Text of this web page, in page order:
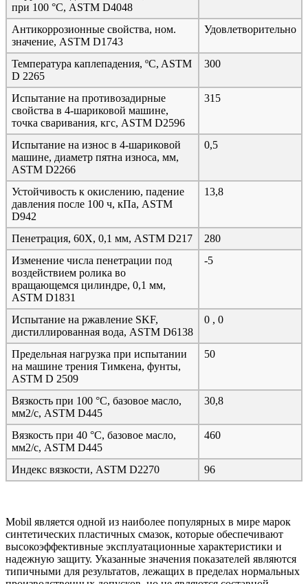
при 100 °С, ASTM D4048
Антикоррозионные свойства, ном.
значение, ASTM D1743
Удовлетворительно
Температура каплепадения, ºC, ASTM
D 2265
300
Испытание на противозадирные
свойства в 4-шариковой машине,
точка сваривания, кгс, ASTM D2596
315
Испытание на износ в 4-шариковой
машине, диаметр пятна износа, мм,
ASTM D2266
0,5
Устойчивость к окислению, падение
давления после 100 ч, кПа, ASTM
D942
13,8
Пенетрация, 60Х, 0,1 мм, ASTM D217
280
Изменение числа пенетрации под
воздействием ролика во
вращающемся цилиндре, 0,1 мм,
ASTM D1831
-5
Испытание на ржавление SKF,
дистиллированная вода, ASTM D6138
0 , 0
Предельная нагрузка при испытании
на машине трения Тимкена, фунты,
ASTM D 2509
50
Вязкость при 100 °C, базовое масло,
мм2/с, ASTM D445
30,8
Вязкость при 40 °C, базовое масло,
мм2/с, ASTM D445
460
Индекс вязкости, ASTM D2270 96
Mobil является одной из наиболее популярных в мире марок
синтетических пластичных смазок, которые обеспечивают
высокоэффективные эксплуатационные характеристики и
надежную защиту. Указанные значения показателей являются
типичными для результатов, лежащих в пределах нормальных